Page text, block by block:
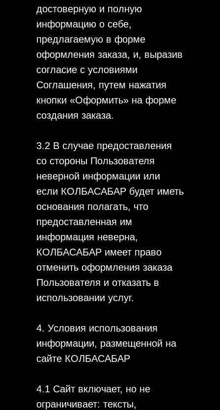
достоверную и полную
информацию о себе,
предлагаемую в форме
оформления заказа, и, выразив
согласие с условиями
Соглашения, путем нажатия
кнопки «Оформить» на форме
создания заказа.
3.2 В случае предоставления
со стороны Пользователя
неверной информации или
если КОЛБАСАБАР будет иметь
основания полагать, что
предоставленная им
информация неверна,
КОЛБАСАБАР имеет право
отменить оформления заказа
Пользователя и отказать в
использовании услуг.
4. Условия использования
информации, размещенной на
сайте КОЛБАСАБАР
4.1 Сайт включает, но не
ограничивает: тексты,